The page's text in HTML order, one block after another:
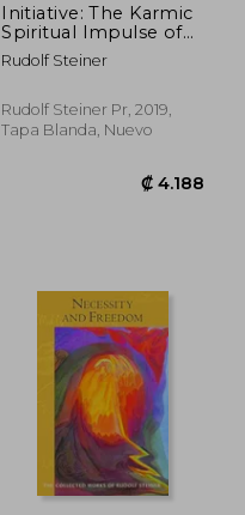
Initiative: The Karmic
Spiritual Impulse of
the Followers of
Michael: How
Personal Intelligence
(en Inglés)
Rudolf Steiner
Rudolf Steiner Pr, 2019,
Tapa Blanda, Nuevo